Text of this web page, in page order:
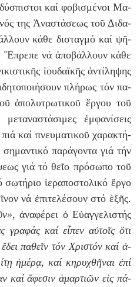
καί φο­βι­σμέ­νοι Μα­
της Ἀ­να­στά­σεως τοῦ Δι­δα­
κά­θε δι­στα­γμό καί ψῆ­
Ἔ­πρε­πενά ἀ­πο­βάλ­λουνκά­θε
ἰ­ου­δα­ϊ­κῆς ἀ­ντί­λη­ψης
πλή­ρως τόν πα­
ῦ ἀ­πο­λυ­τρω­τι­κοῦ ἔρ­γου τοῦ
με­τα­να­στά­σι­μες ἐμ­φα­νί­σεις
καί πνευ­μα­τι­κοῦ χα­ρα­κτή­
ση­μα­ντι­κό πα­ρά­γο­ντα γι­ά τήν
γι­ά τό θεῖ­ο πρό­σω­πο τοῦ
σω­τή­ρι­οἱ­ε­ρα­πο­στο­λι­κό ἔρ­γο
νά ἐ­πι­τε­λέ­σουνστό ἑ­ξῆς.
ν», ἀ­να­φέ­ρει ὁΕὐ­αγ­γε­λι­στής
γρα­φάς καί εἶ­πεν αὐ­τοῖς ὅ­τι
ἔ­δειπα­θεῖν τόν Χρι­στόν καίἀ­
ἡ­μέ­ρᾳ, καί κη­ρυ­χθῆ­ναι ἐ­πί
καίἄ­φε­σιν ἁ­μαρ­τι­ῶνεἰς πά­